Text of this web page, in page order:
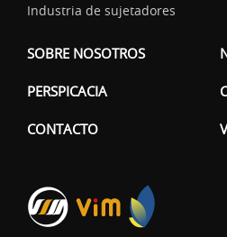
Industria de sujetadores
SOBRE NOSOTROS
PERSPICACIA
CONTACTO